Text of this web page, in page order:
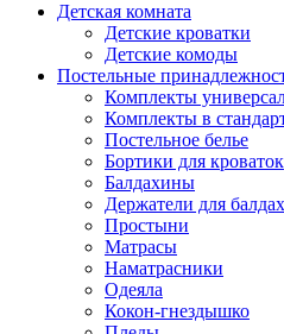
Детскaя комнaтa
Детские кроватки
Детские комоды
Постельные
Комплекты
Комплекты в
Постельное белье
Бортики для кроваток
Балдахины
Держатели для
Простыни
Матрасы
Наматрасники
Одеяла
Кокон-гнездышко